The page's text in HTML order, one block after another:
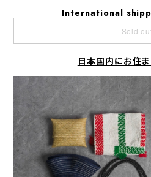
International
Sold
日本国内にお住